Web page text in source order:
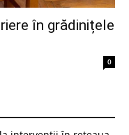
în grădinițele
0